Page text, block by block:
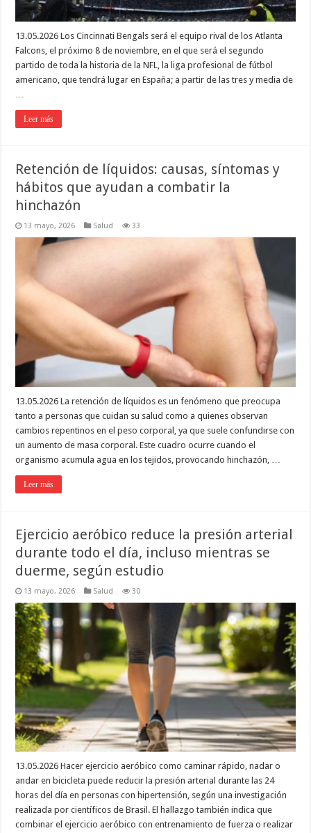
13.05.2026 Los Cincinnati Bengals será el equipo rival de los Atlanta
Falcons, el próximo 8 de noviembre, en el que será el segundo
partido de toda la historia de la NFL, la liga profesional de fútbol
americano, que tendrá lugar en España; a partir de las tres y media de
Leer más
Retención de líquidos: causas, síntomas y
hábitos que ayudan a combatir la
hinchazón
13 mayo, 2026 Salud 33
13.05.2026 La retención de líquidos es un fenómeno que preocupa
tanto a personas que cuidan su salud como a quienes observan
cambios repentinos en el peso corporal, ya que suele confundirse con
un aumento de masa corporal. Este cuadro ocurre cuando el
organismo acumula agua en los tejidos, provocando hinchazón, …
Leer más
Ejercicio aeróbico reduce la presión arterial
durante todo el día, incluso mientras se
duerme, según estudio
13 mayo, 2026 Salud 30
13.05.2026 Hacer ejercicio aeróbico como caminar rápido, nadar o
andar en bicicleta puede reducir la presión arterial durante las 24
horas del día en personas con hipertensión, según una investigación
realizada por científicos de Brasil. El hallazgo también indica que
combinar el ejercicio aeróbico con entrenamiento de fuerza o realizar